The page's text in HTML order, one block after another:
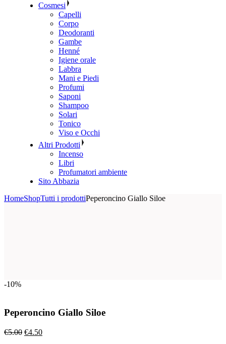
Cosmesi
Capelli
Corpo
Deodoranti
Gambe
Henné
Igiene orale
Labbra
Mani e Piedi
Profumi
Saponi
Shampoo
Solari
Tonico
Viso e Occhi
Altri Prodotti
Incenso
Libri
Profumatori ambiente
Sito Abbazia
HomeShopTutti i prodottiPeperoncino Giallo Siloe
-10%
Peperoncino Giallo Siloe
€5.00 Il
€4.50Il